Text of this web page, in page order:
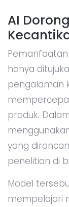
AI
hanya
pengalaman
produk.
yang
penelitian di
Model
mempelajari